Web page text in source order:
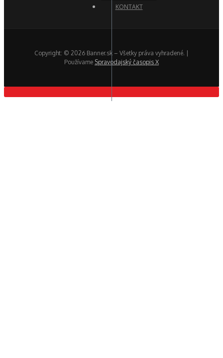
KONTAKT
Copyright: © 2026 Banner.sk – Všetky práva vyhradené. |
Používame Spravodajský časopis X